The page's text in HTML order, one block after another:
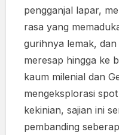
pengganjal lapar,
rasa yang
gurihnya lemak,
meresap hingga ke
kaum milenial dan
mengeksplorasi
kekinian, sajian ini
pembanding